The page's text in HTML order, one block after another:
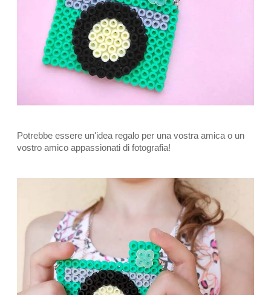
Potrebbe essere un'idea regalo per una vostra amica o un
vostro amico appassionati di fotografia!